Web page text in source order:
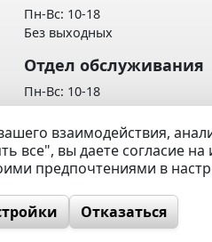
Пн-Вс: 10-18
Без выходных
Отдел обслуживания
Пн-Вс: 10-18
Без выходных
Политика обработки
данных
взаимодействия,
все", вы даете согласие
предпочтениями в
Отказаться